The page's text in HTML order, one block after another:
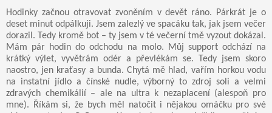
Hodinky začnou otravovat zvoněním v devět ráno. Párkrát je o
deset minut odpálkuji. Jsem zalezlý ve spacáku tak, jak jsem večer
dorazil. Tedy kromě bot – ty jsem v té večerní tmě vyzout dokázal.
Mám pár hodin do odchodu na molo. Můj support odchází na
krátký výlet, vyvětrám odér a převlékám se. Tedy jsem skoro
naostro, jen kraťasy a bunda. Chytá mě hlad, vařím horkou vodu
na instatní jídlo a čínské nudle, výborný to zdroj soli a velmi
zdravých chemikálií – ale na ultra k nezaplacení (alespoň pro
mne). Říkám si, že bych měl natočit i nějakou omáčku pro své